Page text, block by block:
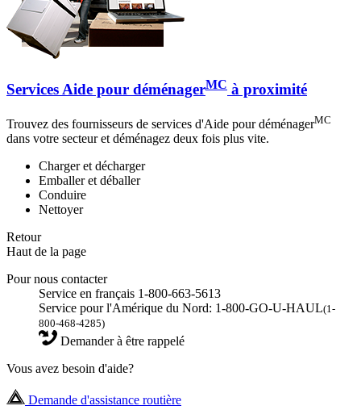
Services Aide pour déménagerMC à proximité
Trouvez des fournisseurs de services d'Aide pour déménagerMC
dans votre secteur et déménagez deux fois plus vite.
Charger et décharger
Emballer et déballer
Conduire
Nettoyer
Retour
Haut de la page
Pour nous contacter
Service en français 1-800-663-5613
Service pour l'Amérique du Nord: 1-800-GO-U-HAUL(1-
800-468-4285)
Demander à être rappelé
Vous avez besoin d'aide?
Demande d'assistance routière